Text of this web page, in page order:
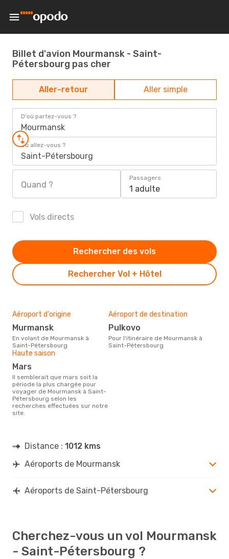
Billet d'avion Mourmansk - Saint-
Pétersbourg pas cher
Aller-retour Aller simple
D'où partez-vous ?
Mourmansk
Où allez-vous ?
Saint-Pétersbourg
Quand ?
Passagers
1 adulte
Vols directs
Rechercher Vol + Hôtel
Rechercher des vols
Aéroport d'origine
Murmansk
En volant de Mourmansk à
Saint-Pétersbourg
Aéroport de destination
Pulkovo
Pour l'itinéraire de Mourmansk à
Saint-Pétersbourg
Haute saison
mars
Il semblerait que mars soit la
période la plus chargée pour
voyager de Mourmansk à Saint-
Pétersbourg selon les
recherches effectuées sur notre
site.
Distance : 1012 kms
Aéroports de Mourmansk
Aéroports de Saint-Pétersbourg
Cherchez-vous un vol Mourmansk
- Saint-Pétersbourg ?